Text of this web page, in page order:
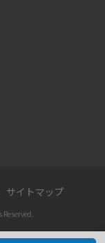
サイトマップ